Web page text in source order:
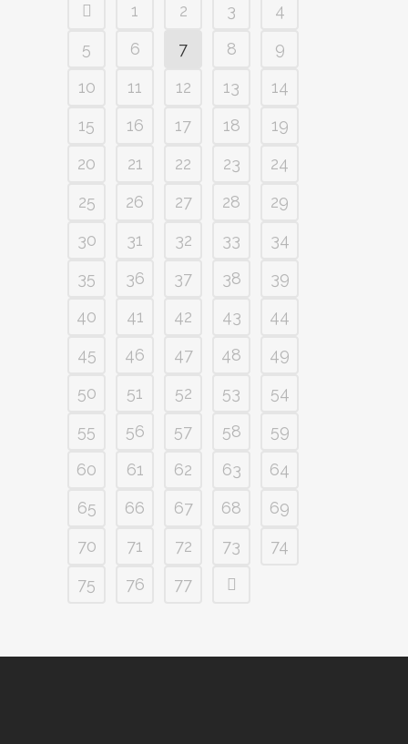
1 2 3
4
5
6 7 8
9
10
11 12 13
14
15
16 17 18
19
20
21 22 23
24
25
26 27 28
29
30
31 32 33
34
35
36 37 38
39
40
41 42 43
44
45
46 47 48
49
50
51 52 53
54
55
56 57 58
59
60
61 62 63
64
65
66 67 68
69
70
71 72 73
74
75
76 77